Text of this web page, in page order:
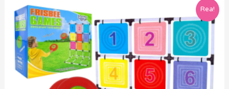
Rea!
Det
ursprungliga
priset
var:
1979 kr.
nuvarande
priset
är:
1389 kr.